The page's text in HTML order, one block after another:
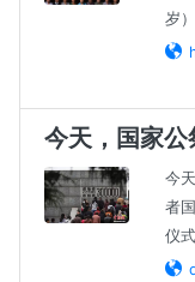
岁
今天，国家公
今
者
仪